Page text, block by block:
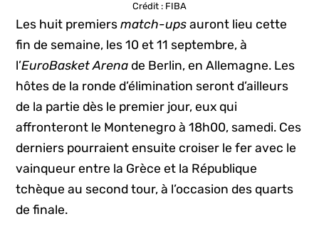
Crédit : FIBA
Les huit premiersmatch-ups auront lieu cette
fin de semaine, les 10 et 11 septembre, à
l’EuroBasket Arena de Berlin, en Allemagne. Les
hôtes de la ronde d’élimination seront d’ailleurs
de la partie dès le premier jour, eux qui
affronteront le Montenegro à 18h00, samedi. Ces
derniers pourraient ensuite croiser le fer avec le
vainqueur entre la Grèce et la République
tchèque au second tour, à l’occasion des quarts
de finale.